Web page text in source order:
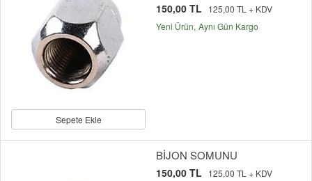
Sepete Ekle
150,00 TL
125,00 TL + KDV
Yeni Ürün Aynı Gün Kargo
BİJON SOMUNU
150,00 TL
125,00 TL + KDV